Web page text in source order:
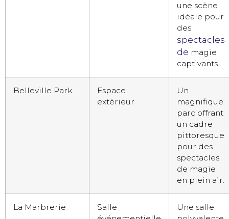
une scène
idéale pour
des
spectacles
de magie
captivants.
Belleville Park
Espace
extérieur
Un
magnifique
parc offrant
un cadre
pittoresque
pour des
spectacles
de magie
en plein air.
La Marbrerie
Salle
Une salle